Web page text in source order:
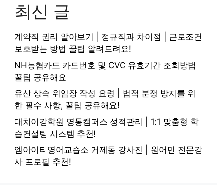
최신 글
계약직 권리 알아보기 | 정규직과 차이점 | 근로조건
보호받는 방법 꿀팁 알려드려요!
NH농협카드 카드번호 및 CVC 유효기간 조회방법
꿀팁 공유해요
유산 상속 위임장 작성 요령 | 법적 분쟁 방지를 위
한 필수 사항, 꿀팁 공유해요!
대치이강학원 영통캠퍼스 성적관리 | 1:1 맞춤형 학
습컨설팅 시스템 추천!
엠아이티영어교습소 거제동 강사진 | 원어민 전문강
사 프로필 추천!